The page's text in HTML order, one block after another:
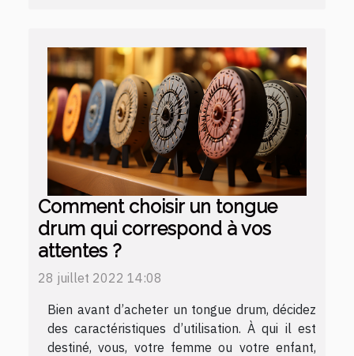
Comment choisir un tongue
drum qui correspond à vos
attentes ?
28 juillet 2022 14:08
Bien avant d’acheter un tongue drum, décidez
des caractéristiques d’utilisation. À qui il est
destiné, vous, votre femme ou votre enfant,